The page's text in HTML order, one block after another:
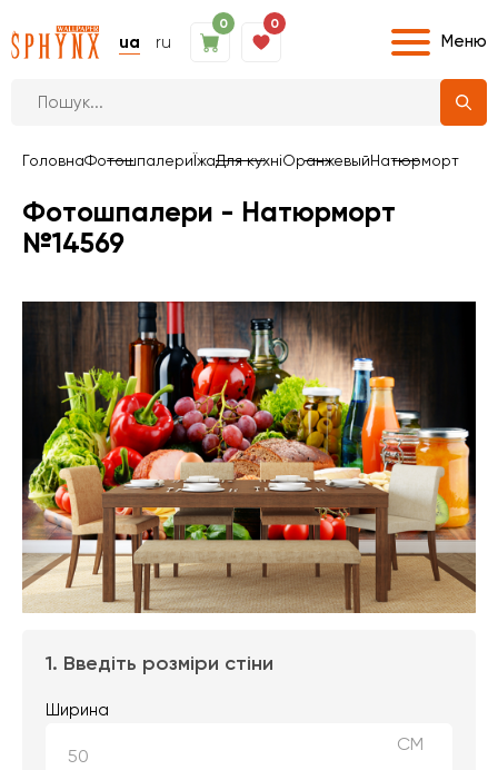
ua ru
0 0
Меню
ГоловнаФотошпалериЇжаДля кухніОранжевыйНатюрморт
Фотошпалери - Натюрморт
№14569
1. Введіть розміри стіни
Ширина
СМ